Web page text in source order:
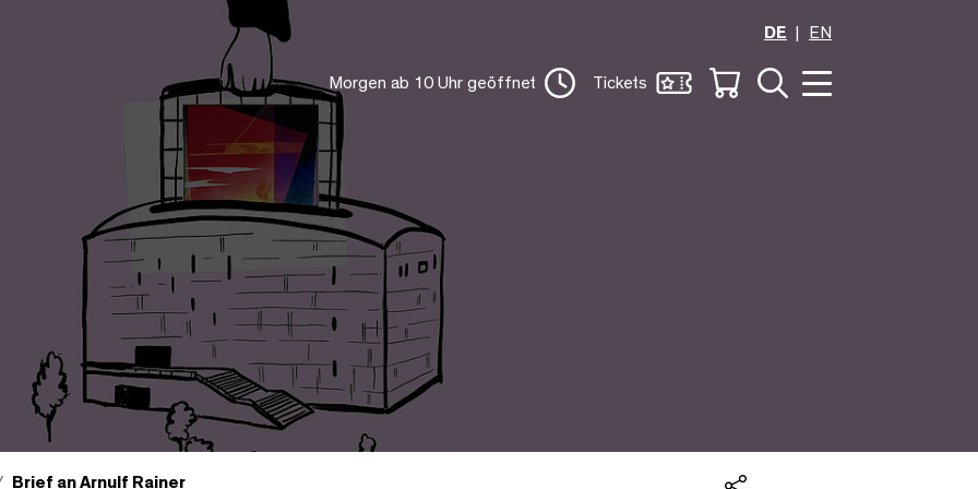
DE
EN
Morgen ab 10 Uhr geöffnet Tickets
Brief an Arnulf Rainer